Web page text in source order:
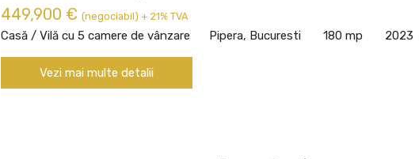
449,900 € (negociabil) + 21% TVA
Casă / Vilă cu 5 camere de vânzare Pipera, Bucuresti 180 mp 2023
Vezi mai multe detalii